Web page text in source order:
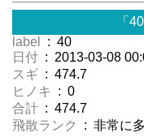
「
label
: 40
日付 : 2013-03-08
スギ : 474.7
ヒノキ
: 0
合計 : 474.7
飛散ランク
: 非常に